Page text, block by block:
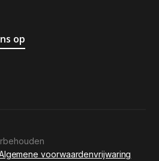
op
voorwaardenvrijwaring